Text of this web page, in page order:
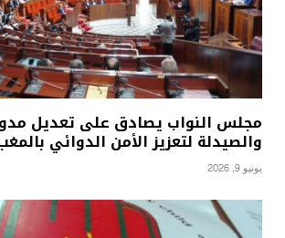
مجلس النواب يصادق على تعديل
والصيدلة لتعزيز الأمن الدوائي
يونيو 9, 2026